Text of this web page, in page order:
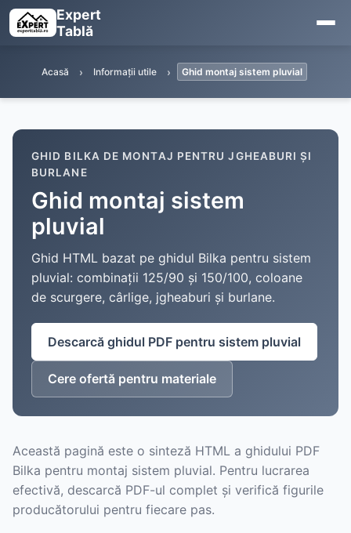
Expert
Tablă
Acasă Informații utile Ghid montaj sistem pluvial
GHID BILKA DE MONTAJ PENTRU JGHEABURI ȘI
BURLANE
Ghid montaj sistem
pluvial
Ghid HTML bazat pe ghidul Bilka pentru sistem
pluvial: combinații 125/90 și 150/100, coloane
de scurgere, cârlige, jgheaburi și burlane.
Descarcă ghidul PDF pentru sistem pluvial
Cere ofertă pentru materiale
Această pagină este o sinteză HTML a ghidului PDF
Bilka pentru montaj sistem pluvial. Pentru lucrarea
efectivă, descarcă PDF-ul complet și verifică figurile
producătorului pentru fiecare pas.